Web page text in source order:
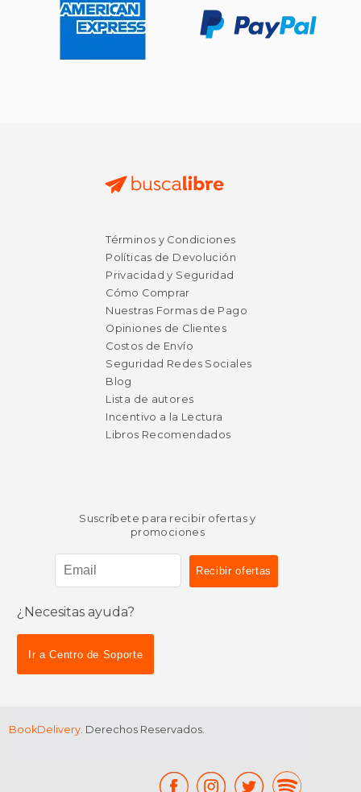
Términos y Condiciones
Políticas de Devolución
Privacidad y Seguridad
Cómo Comprar
Nuestras Formas de Pago
Opiniones de Clientes
Costos de Envío
Seguridad Redes Sociales
Blog
Lista de autores
Incentivo a la Lectura
Libros Recomendados
Suscríbete para recibir ofertas y
promociones
¿Necesitas ayuda?
Ir a Centro de Soporte
BookDelivery. Derechos Reservados.